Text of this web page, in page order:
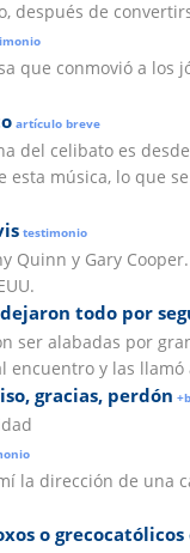
después de
que conmovió a los
artículo breve
del celibato es
esta música, lo que
testimonio
Quinn y Gary
todo por
ser alabadas por
encuentro y las llamó
gracias, perdón
la dirección de una
o grecocatólicos